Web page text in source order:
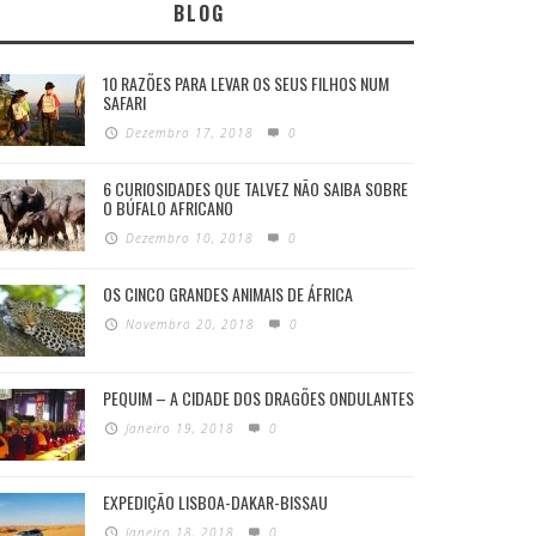
BLOG
10 RAZÕES PARA LEVAR OS SEUS FILHOS NUM
SAFARI
Dezembro 17, 2018 0
6 CURIOSIDADES QUE TALVEZ NÃO SAIBA SOBRE
O BÚFALO AFRICANO
Dezembro 10, 2018 0
OS CINCO GRANDES ANIMAIS DE ÁFRICA
Novembro 20, 2018 0
PEQUIM – A CIDADE DOS DRAGÕES ONDULANTES
Janeiro 19, 2018 0
EXPEDIÇÃO LISBOA-DAKAR-BISSAU
Janeiro 18, 2018 0